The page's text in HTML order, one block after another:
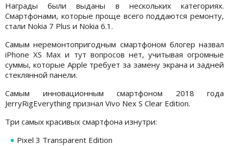
Награды были выданы в нескольких категориях.
Смартфонами, которые проще всего поддаются ремонту,
стали Nokia 7 Plus и Nokia 6.1.
Самым неремонтопригодным смартфоном блогер назвал
iPhone XS Max и тут вопросов нет, учитывая огромные
суммы, которые Apple требует за замену экрана и задней
стеклянной панели.
Самым инновационным смартфоном 2018 года
JerryRigEverything признал Vivo Nex S Clear Edition.
Три самых красивых смартфона изнутри:
Pixel 3 Transparent Edition